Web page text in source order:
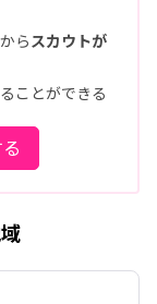
ら スカウトが
ことができる